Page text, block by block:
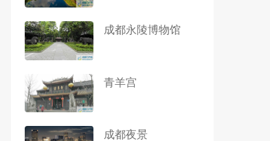
成都永陵博物馆
青羊宫
成都夜景